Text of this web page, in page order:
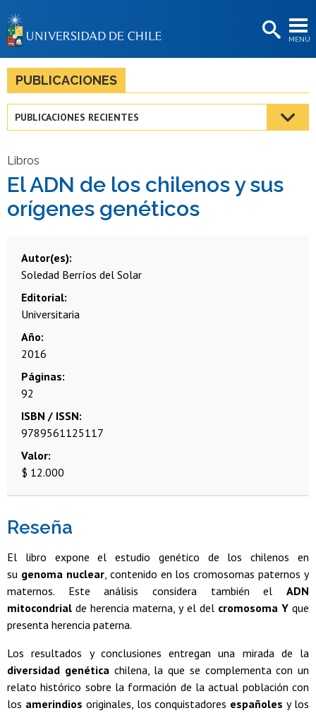
MENÚ
BIBLIOTECAS
LA UNIVERSIDAD
Estudiantes
Funcionarias/os
Egresadas/os
PUBLICACIONES
PUBLICACIONES RECIENTES
Libros
El ADN de los chilenos y sus
orígenes genéticos
Autor(es)
Soledad Berríos del Solar
Editorial
Universitaria
Año
2016
Páginas
92
ISBN / ISSN
9789561125117
Valor
$ 12.000
Reseña
El libro expone el estudio genético de los chilenos en
su genoma nuclear, contenido en los cromosomas paternos y
maternos. Este análisis considera también el ADN
mitocondrial de herencia materna, y el del cromosoma Yque
presenta herencia paterna.
Los resultados y conclusiones entregan una mirada de la
diversidad genéticachilena, la que se complementa con un
relato histórico sobre la formación de la actual población con
los amerindios originales, los conquistadores españoles y los